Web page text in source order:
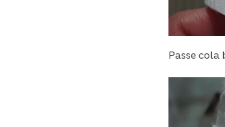
Passe